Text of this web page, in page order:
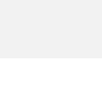
实际要求以选拔时发布的